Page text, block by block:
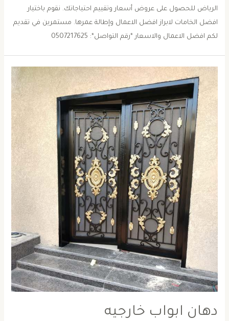
الرياض للحصول على عروض أسعار وتقييم احتياجاتك. نقوم باختيار
افضل الخامات لابراز افضل الاعمال وإطالة عمرها. مستمرين في تقديم
لكم افضل الاعمال والاسعار *رقم التواصل*: 0507217625
دهان ابواب خارجيه